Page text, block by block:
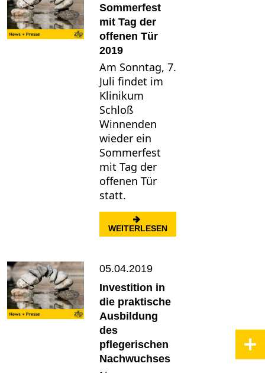
Sommerfest
mit Tag der
offenen Tür
2019
Am Sonntag, 7.
Juli findet im
Klinikum
Schloß
Winnenden
wieder ein
Sommerfest
mit Tag der
offenen Tür
statt.
WEITERLESEN: SOMMERFEST MIT
05.04.2019
Investition in
die praktische
Ausbildung
des
pflegerischen
Nachwuchses